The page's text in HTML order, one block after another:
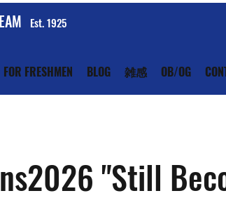
Est. 1925
FOR FRESHMEN BLOG 雑感 OB/OG
"Still